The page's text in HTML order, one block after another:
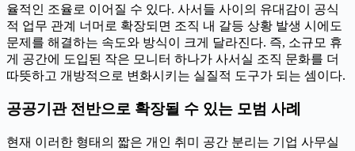
율적인 조율로 이어질 수 있다. 사서들 사이의 유대감이 공식
적 업무 관계 너머로 확장되면 조직 내 갈등 상황 발생 시에도
문제를 해결하는 속도와 방식이 크게 달라진다. 즉, 소규모 휴
게 공간에 도입된 작은 모니터 하나가 사서실 조직 문화를 더
따뜻하고 개방적으로 변화시키는 실질적 도구가 되는 셈이다.
공공기관 전반으로 확장될 수 있는 모범 사례
현재 이러한 형태의 짧은 개인 취미 공간 분리는 기업 사무실